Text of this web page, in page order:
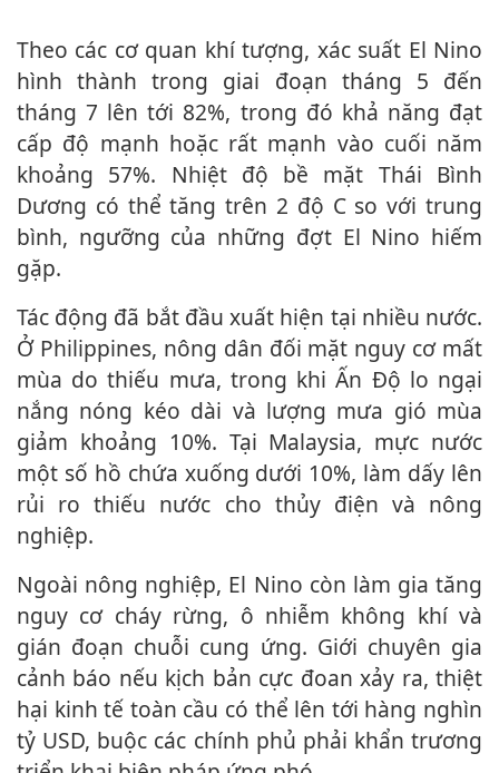
Theo các cơ quan khí tượng, xác suất El Nino
hình thành trong giai đoạn tháng 5 đến
tháng 7 lên tới 82%, trong đó khả năng đạt
cấp độ mạnh hoặc rất mạnh vào cuối năm
khoảng 57%. Nhiệt độ bề mặt Thái Bình
Dương có thể tăng trên 2 độ C so với trung
bình, ngưỡng của những đợt El Nino hiếm
gặp.
Tác động đã bắt đầu xuất hiện tại nhiều nước.
Ở Philippines, nông dân đối mặt nguy cơ mất
mùa do thiếu mưa, trong khi Ấn Độ lo ngại
nắng nóng kéo dài và lượng mưa gió mùa
giảm khoảng 10%. Tại Malaysia, mực nước
một số hồ chứa xuống dưới 10%, làm dấy lên
rủi ro thiếu nước cho thủy điện và nông
nghiệp.
Ngoài nông nghiệp, El Nino còn làm gia tăng
nguy cơ cháy rừng, ô nhiễm không khí và
gián đoạn chuỗi cung ứng. Giới chuyên gia
cảnh báo nếu kịch bản cực đoan xảy ra, thiệt
hại kinh tế toàn cầu có thể lên tới hàng nghìn
tỷ USD, buộc các chính phủ phải khẩn trương